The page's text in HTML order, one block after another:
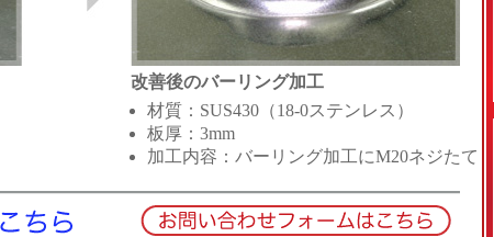
改善後のバーリング加工
材質：SUS430（18-0ステンレス）
板厚：3mm
加工内容：バーリング加工にM20ネジたて